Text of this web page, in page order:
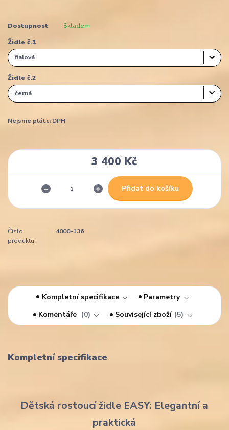
Dostupnost Skladem
Židle č.1
Židle č.2
Nejsme plátci DPH
3 400 Kč
Přidat do košíku
Číslo
produktu:
4000-136
Kompletní specifikace
Parametry
Komentáře
0 Související zboží 5
Kompletní specifikace
Dětská rostoucí židle EASY: Elegantní a
praktická